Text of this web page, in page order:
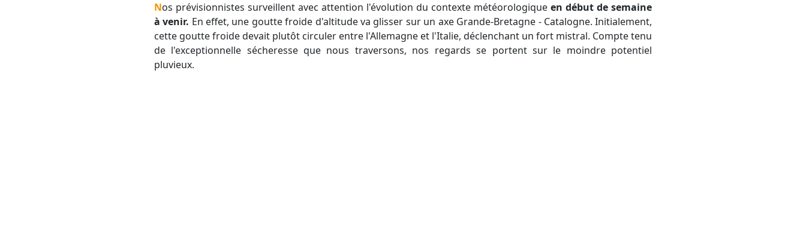
Nos prévisionnistes surveillent avec attention l'évolution du contexte météorologiqueen début de semaine
à venir. En effet, une goutte froide d'altitude va glisser sur un axe Grande-Bretagne - Catalogne. Initialement,
cette goutte froide devait plutôt circuler entre l'Allemagne et l'Italie, déclenchant un fort mistral. Compte tenu
de l'exceptionnelle sécheresse que nous traversons, nos regards se portent sur le moindre potentiel
pluvieux.